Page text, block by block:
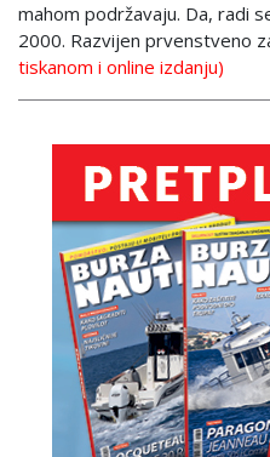
mahom podržavaju. Da, radi
2000. Razvijen prvenstveno
tiskanom i online izdanju)